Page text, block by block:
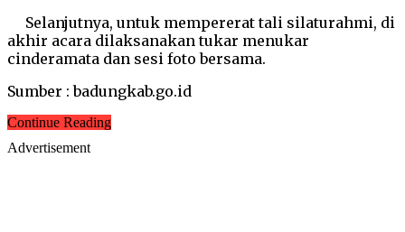
Selanjutnya, untuk mempererat tali silaturahmi, di
akhir acara dilaksanakan tukar menukar
cinderamata dan sesi foto bersama.
Sumber : badungkab.go.id
Continue Reading
Advertisement